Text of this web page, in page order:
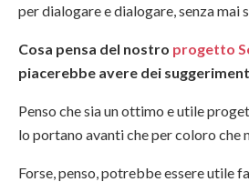
per dialogare e dialogare, senza mai
Cosa pensa del nostro progetto
piacerebbe avere dei
Penso che sia un ottimo e utile
lo portano avanti che per coloro che
Forse, penso, potrebbe essere utile